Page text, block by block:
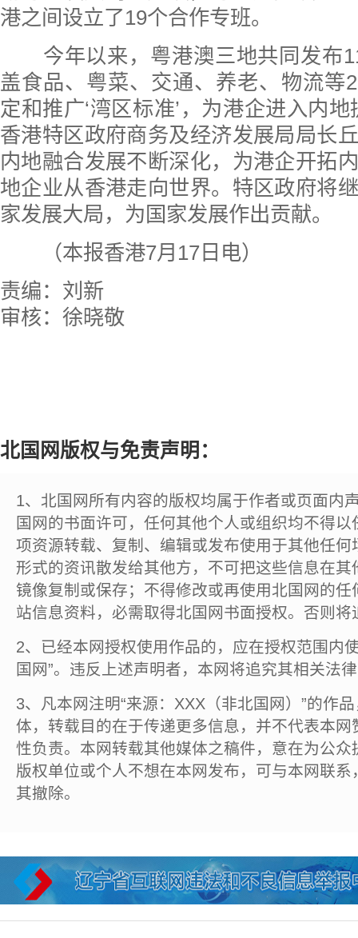
港之间设立了19个合作专班。
今年以来，粤港澳三地共同发布
盖食品、粤菜、交通、养老、物流等
定和推广‘湾区标准’，为港企进入内
香港特区政府商务及经济发展局局长
内地融合发展不断深化，为港企开拓
地企业从香港走向世界。特区政府将
家发展大局，为国家发展作出贡献。
（本报香港7月17日电）
责编：刘新
审核：徐晓敬
北国网版权与免责声明：
1、北国网所有内容的版权均属于作者或页面内
国网的书面许可，任何其他个人或组织均不得
项资源转载、复制、编辑或发布使用于其他任
形式的资讯散发给其他方，不可把这些信息在
镜像复制或保存；不得修改或再使用北国网的
站信息资料，必需取得北国网书面授权。否则将
2、已经本网授权使用作品的，应在授权范围内
国网”。违反上述声明者，本网将追究其相关法
3、凡本网注明“来源：XXX（非北国网）”的作
体，转载目的在于传递更多信息，并不代表本
性负责。本网转载其他媒体之稿件，意在为公
版权单位或个人不想在本网发布，可与本网联
其撤除。